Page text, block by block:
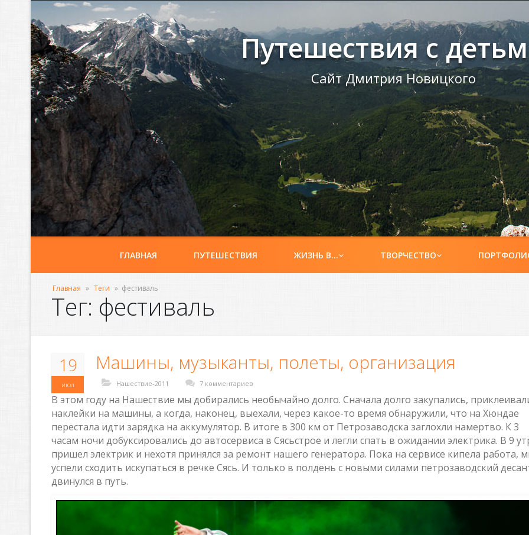
Путешествия с
Сайт Дмитрия Новицкого
ГЛАВНАЯ ПУТЕШЕСТВИЯ ЖИЗНЬ В… ТВОРЧЕСТВО
Главная » Теги » фестиваль
Тег: фестиваль
19
июл
Машины, музыканты, полеты, организация
Нашествие-2011 7 комментариев
В этом году на Нашествие мы добирались необычайно долго. Сначала долго закупались,
наклейки на машины, а когда, наконец, выехали, через какое-то время обнаружили, что на Хюндае
перестала идти зарядка на аккумулятор. В итоге в 300 км от Петрозаводска заглохли намертво. К 3
часам ночи добуксировались до автосервиса в Сясьстрое и легли спать в ожидании электрика. В 9
пришел электрик и нехотя принялся за ремонт нашего генератора. Пока на сервисе кипела работа,
успели сходить искупаться в речке Сясь. И только в полдень с новыми силами петрозаводский
двинулся в путь.